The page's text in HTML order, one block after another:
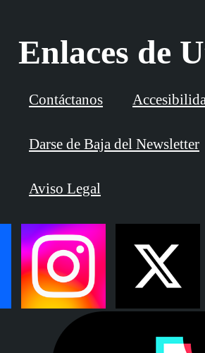
Enlaces de
Contáctanos
Darse de Baja del Newsletter
Aviso Legal